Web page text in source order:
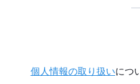
個人情報の取り扱いにつ